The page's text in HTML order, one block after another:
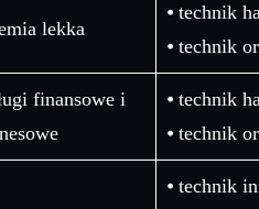
lekka
⦁ technik
⦁ technik
finansowe i
⦁ technik
⦁ technik
⦁ technik